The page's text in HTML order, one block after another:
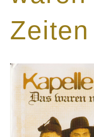
Zeiten